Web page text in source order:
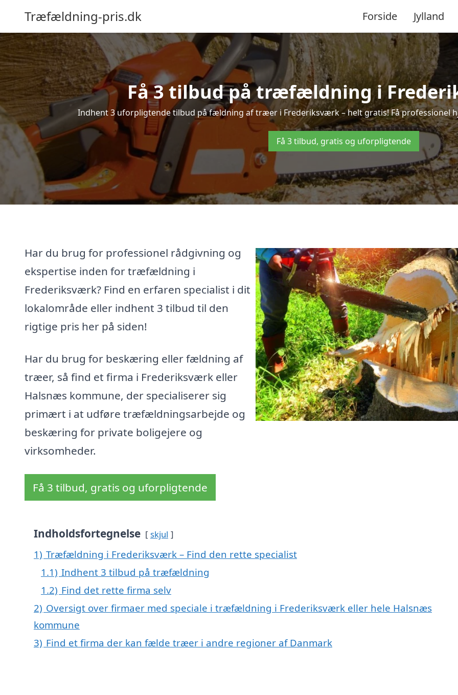
Træfældning-pris.dk Forside Jylland
Få 3 tilbud på træfældning i
Indhent 3 uforpligtende tilbud på fældning af træer i Frederiksværk – helt gratis! Få
Få 3 tilbud, gratis og uforpligtende
Har du brug for professionel rådgivning og
ekspertise inden for træfældning i
Frederiksværk? Find en erfaren specialist i dit
lokalområde eller indhent 3 tilbud til den
rigtige pris her på siden!
Har du brug for beskæring eller fældning af
træer, så find et firma i Frederiksværk eller
Halsnæs kommune, der specialiserer sig
primært i at udføre træfældningsarbejde og
beskæring for private boligejere og
virksomheder.
Få 3 tilbud, gratis og uforpligtende
Indholdsfortegnelse skjul
1) Træfældning i Frederiksværk – Find den rette specialist
1.1) Indhent 3 tilbud på træfældning
1.2) Find det rette firma selv
2) Oversigt over firmaer med speciale i træfældning i Frederiksværk eller hele Halsnæs
kommune
3) Find et firma der kan fælde træer i andre regioner af Danmark